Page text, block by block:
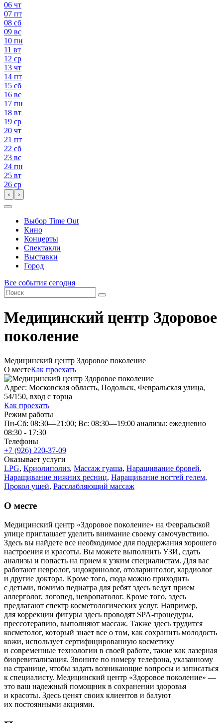
06 чт
07 пт
08 сб
09 вс
10 пн
11 вт
12 ср
13 чт
14 пт
15 сб
16 вс
17 пн
18 вт
19 ср
20 чт
21 пт
22 сб
23 вс
24 пн
25 вт
26 ср
‹ ›
Выбор Time Out
Кино
Концерты
Спектакли
Выставки
Город
Все события сегодня
Медицинский центр Здоровое
поколение
Медицинский центр Здоровое поколение
О местеКак проехать
Адрес: Московская область, Подольск, Февральская улица,
54/150, вход с торца
Как проехать
Режим работы
Пн-Сб: 08:30—21:00; Вс: 08:30—19:00 анализы: ежедневно
08:30 - 17:30
Телефоны
+7 (926) 220-37-09
Оказывает услуги
LPG, Криолиполиз, Массаж гуаша, Наращивание бровей,
Наращивание нижних ресниц, Наращивание ногтей гелем,
Прокол ушей, Расслабляющий массаж
О месте
Медицинский центр «Здоровое поколение» на Февральской
улице приглашает уделить внимание своему самочувствию.
Здесь вы найдете все необходимое для поддержания хорошего
настроения и красоты. Вы можете выполнить УЗИ, сдать
анализы и попасть на прием к узким специалистам. Для вас
работают невролог, эндокринолог, отоларинголог, кардиолог
и другие доктора. Кроме того, сюда можно приходить
с детьми, помимо педиатра для ребят здесь ведут прием
аллерголог, логопед, невропатолог. Кроме того, здесь
предлагают спектр косметологических услуг. Например,
для коррекции фигуры здесь проводят SPA-процедуры,
прессотерапию, выполняют массаж. Также здесь трудится
косметолог, который знает все о том, как сохранить молодость
кожи, использует сертифицированную косметику
и современные технологии в своей работе, такие как лазерная
биоревитализация. Звоните по номеру телефона, указанному
на странице, чтобы задать возникающие вопросы и записаться
к специалисту. Медицинский центр «Здоровое поколение» —
это ваш надежный помощник в сохранении здоровья
и красоты. Здесь ценят своих клиентов и балуют
их постоянными акциями.